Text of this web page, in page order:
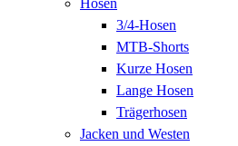
3/4-Hosen
MTB-Shorts
Kurze Hosen
Lange Hosen
Trägerhosen
Jacken und Westen